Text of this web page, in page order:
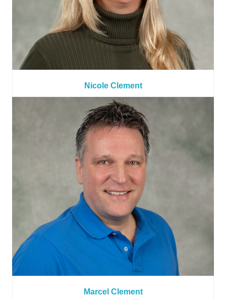
Nicole Clement
Marcel Clement